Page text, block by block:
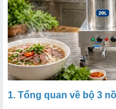
1. Tổng quan về bộ 3